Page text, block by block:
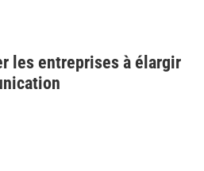
les entreprises à élargir